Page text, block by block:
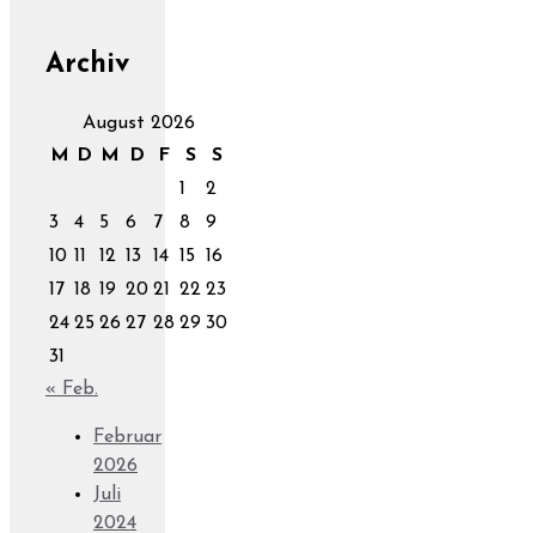
Archiv
August 2026
M
D M D F S
S
1
2
3
4 5 6 7 8
9
10 11 12 13 14 15 16
17 18 19 20 21 22 23
24 25 26 27 28 29 30
31
« Feb.
Februar
2026
Juli
2024